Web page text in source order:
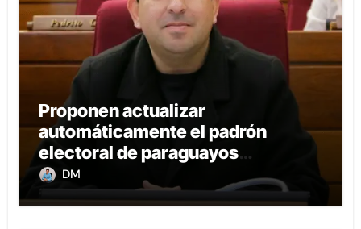
Proponen actualizar
automáticamente el padrón
electoral de paraguayos
radicados en el extranjero
DM